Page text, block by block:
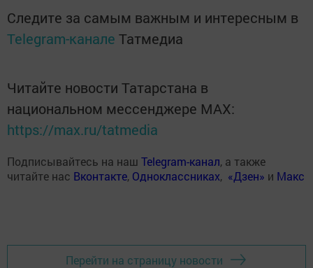
Следите за самым важным и интересным в
Telegram-канале Татмедиа
Читайте новости Татарстана в
национальном мессенджере MАХ:
https://max.ru/tatmedia
Подписывайтесь на наш Telegram-канал, а также
читайте нас Вконтакте, Одноклассниках, «Дзен» и Макс
Перейти на страницу новости